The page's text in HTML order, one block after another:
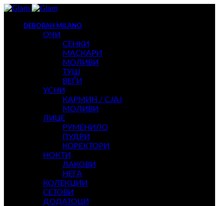
DEBORAH MILANO
ОЧИ
СЕНКИ
МАСКАРИ
МОЛИВИ
ТУШ
ВЕЃИ
УСНИ
КАРМИН / СЈАЈ
МОЛИВИ
ЛИЦЕ
РУМЕНИЛО
ПУДРИ
КОРЕКТОРИ
НОКТИ
ЛАКОВИ
НЕГА
КОЛЕКЦИИ
СЕТОВИ
ДОДАТОЦИ